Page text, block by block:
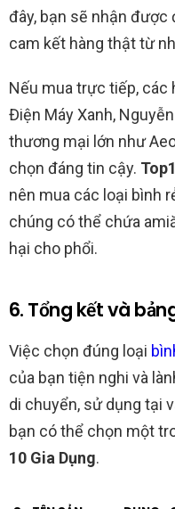
đây, bạn sẽ nhận được
cam kết hàng thật từ
Nếu mua trực tiếp, các
Điện Máy Xanh,
thương mại lớn như
chọn đáng tin cậy.
nên mua các loại bình
chúng có thể chứa
hại cho phổi.
6. Tổng kết và
Việc chọn đúng loại
của bạn tiện nghi và
di chuyển, sử dụng tại
bạn có thể chọn một
10 Gia Dụng.